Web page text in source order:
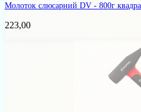
Молоток слюсарний DV - 800г
223,00